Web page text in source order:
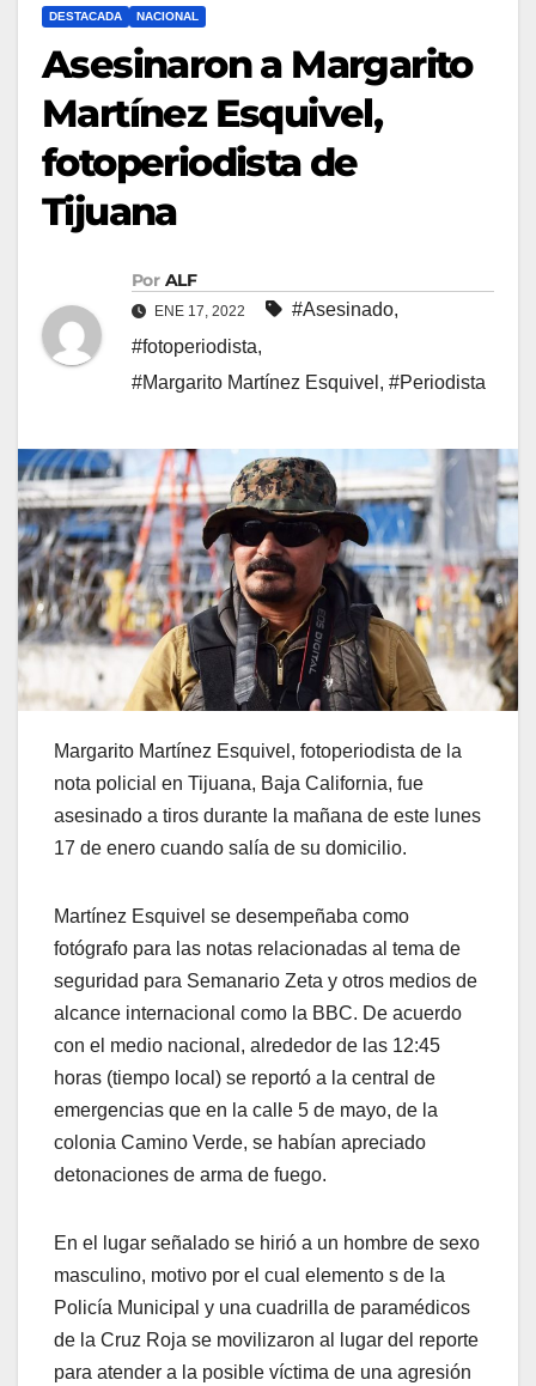
DESTACADA NACIONAL
Asesinaron a Margarito
Martínez Esquivel,
fotoperiodista de
Tijuana
Por ALF
ENE 17, 2022 #Asesinado,
#fotoperiodista,
#Margarito Martínez Esquivel , #Periodista
Margarito Martínez Esquivel, fotoperiodista de la
nota policial en Tijuana, Baja California, fue
asesinado a tiros durante la mañana de este lunes
17 de enero cuando salía de su domicilio.
Martínez Esquivel se desempeñaba como
fotógrafo para las notas relacionadas al tema de
seguridad para Semanario Zeta y otros medios de
alcance internacional como la BBC. De acuerdo
con el medio nacional, alrededor de las 12:45
horas (tiempo local) se reportó a la central de
emergencias que en la calle 5 de mayo, de la
colonia Camino Verde, se habían apreciado
detonaciones de arma de fuego.
En el lugar señalado se hirió a un hombre de sexo
masculino, motivo por el cual elemento s de la
Policía Municipal y una cuadrilla de paramédicos
de la Cruz Roja se movilizaron al lugar del reporte
para atender a la posible víctima de una agresión